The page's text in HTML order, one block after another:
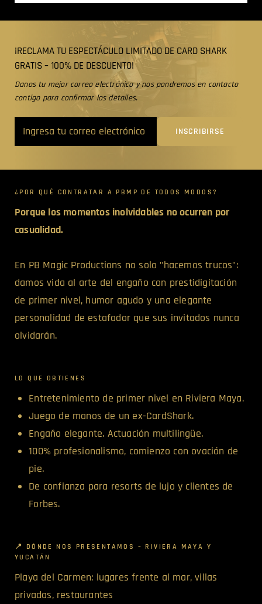
¡RECLAMA TU ESPECTÁCULO LIMITADO DE CARD SHARK
GRATIS – 100% DE DESCUENTO!
Danos tu mejor correo electrónico y nos pondremos en contacto
contigo para confirmar los detalles.
¿POR QUÉ CONTRATAR A PBMP DE TODOS MODOS?
Porque los momentos inolvidables no ocurren por
casualidad.
En PB Magic Productions no solo "hacemos trucos":
damos vida al arte del engaño con prestidigitación
de primer nivel, humor agudo y una elegante
personalidad de estafador que sus invitados nunca
olvidarán.
LO QUE OBTIENES
Entretenimiento de primer nivel en Riviera Maya.
Juego de manos de un ex-CardShark.
Engaño elegante. Actuación multilingüe.
100% profesionalismo, comienzo con ovación de
pie.
De confianza para resorts de lujo y clientes de
Forbes.
📍 DÓNDE NOS PRESENTAMOS – RIVIERA MAYA Y
YUCATÁN
Playa del Carmen: lugares frente al mar, villas
privadas, restaurantes